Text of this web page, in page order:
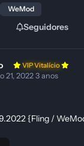
WeMod
Seguidores
VIP Vitalício
21, 20223 anos